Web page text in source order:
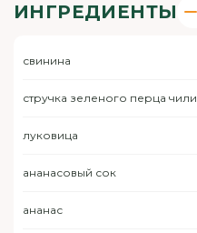
ИНГРЕДИЕНТЫ
свинина
стручка зеленого перца чили
луковица
ананасовый сок
ананас